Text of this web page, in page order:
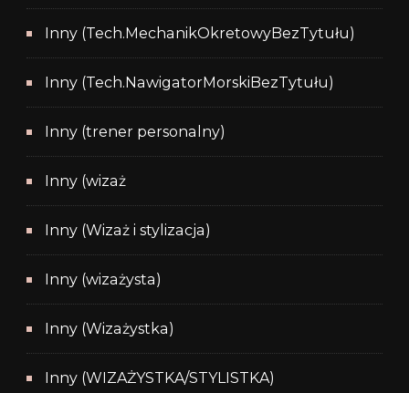
Inny (Tech.MechanikOkretowyBezTytułu)
Inny (Tech.NawigatorMorskiBezTytułu)
Inny (trener personalny)
Inny (wizaż
Inny (Wizaż i stylizacja)
Inny (wizażysta)
Inny (Wizażystka)
Inny (WIZAŻYSTKA/STYLISTKA)